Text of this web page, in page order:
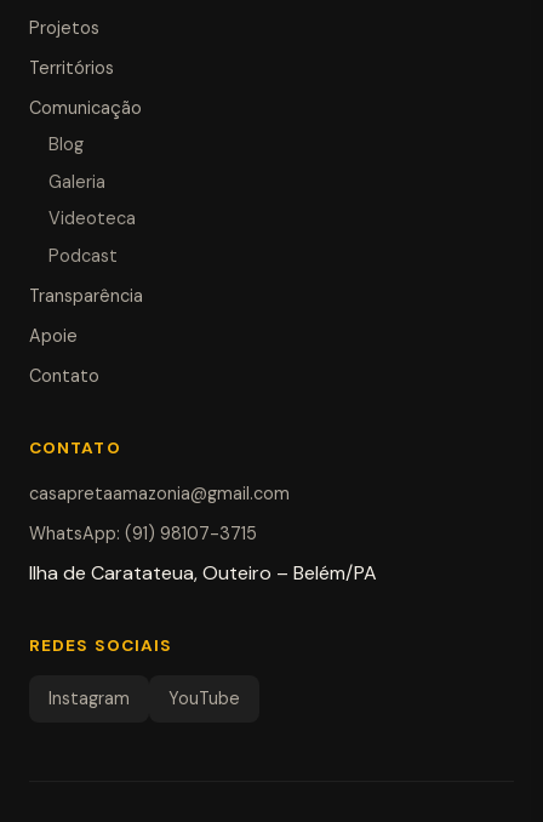
Projetos
Territórios
Comunicação
Blog
Galeria
Videoteca
Podcast
Transparência
Apoie
Contato
CONTATO
casapretaamazonia@gmail.com
WhatsApp: (91) 98107-3715
Ilha de Caratateua, Outeiro – Belém/PA
REDES SOCIAIS
Instagram YouTube